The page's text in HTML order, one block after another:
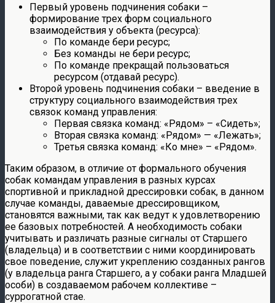
Первый уровень подчинения собаки –
формирование трех форм социального
взаимодействия у объекта (ресурса):
По команде бери ресурс;
Без команды не бери ресурс;
По команде прекращай пользоваться
ресурсом (отдавай ресурс).
Второй уровень подчинения собаки – введение в
структуру социального взаимодействия трех
связок команд управления:
Первая связка команд: «Рядом» – «Сидеть»;
Вторая связка команд: «Рядом» — «Лежать»;
Третья связка команд: «Ко мне» – «Рядом».
Таким образом, в отличие от формального обучения
собак командам управления в разных курсах
спортивной и прикладной дрессировки собак, в данном
случае команды, даваемые дрессировщиком,
становятся важными, так как ведут к удовлетворению
ее базовых потребностей. А необходимость собаки
учитывать и различать разные сигналы от Старшего
(владельца) и в соответствии с ними координировать
свое поведение, служит укреплению созданных рангов
(у владельца ранга Старшего, а у собаки ранга Младшей
особи) в создаваемом рабочем коллективе –
суррогатной стае.